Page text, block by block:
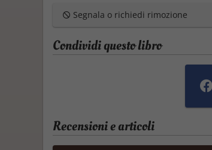
Segnala o richiedi rimozione
Condividi questo libro
Recensioni e articoli